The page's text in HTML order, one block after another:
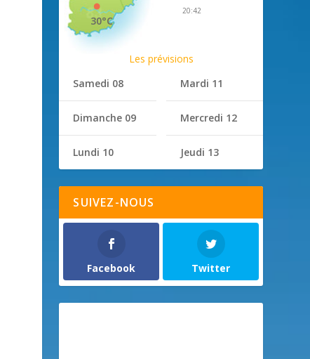
30°C
20:42
Les prévisions
Samedi 08
Dimanche 09
Lundi 10
Mardi 11
Mercredi 12
Jeudi 13
SUIVEZ-NOUS
Facebook Twitter